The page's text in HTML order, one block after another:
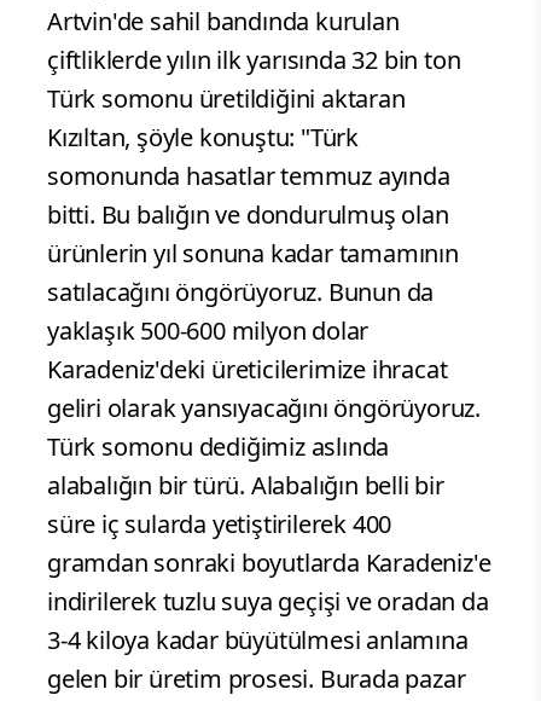
Artvin'de sahil bandında kurulan
çiftliklerde yılın ilk yarısında 32 bin ton
Türk somonu üretildiğini aktaran
Kızıltan, şöyle konuştu: "Türk
somonunda hasatlar temmuz ayında
bitti. Bu balığın ve dondurulmuş olan
ürünlerin yıl sonuna kadar tamamının
satılacağını öngörüyoruz. Bunun da
yaklaşık 500-600 milyon dolar
Karadeniz'deki üreticilerimize ihracat
geliri olarak yansıyacağını öngörüyoruz.
Türk somonu dediğimiz aslında
alabalığın bir türü. Alabalığın belli bir
süre iç sularda yetiştirilerek 400
gramdan sonraki boyutlarda Karadeniz'e
indirilerek tuzlu suya geçişi ve oradan da
3-4 kiloya kadar büyütülmesi anlamına
gelen bir üretim prosesi. Burada pazar